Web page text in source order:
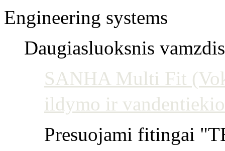
Engineering systems
Daugiasluoksnis
SANHA Multi Fit
ildymo ir
Presuojami fitingai